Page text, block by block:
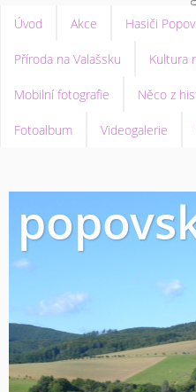
Úvod Akce Hasiči Popov
Příroda na Valašsku Kultura
Mobilní fotografie Něco z
Fotoalbum Videogalerie